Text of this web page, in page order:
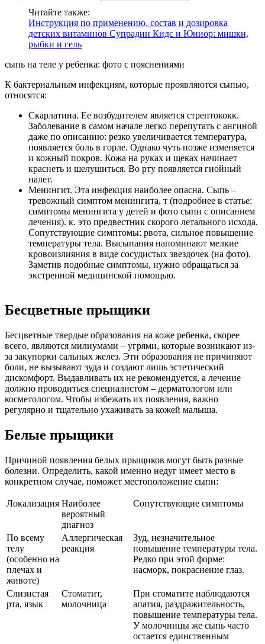
Читайте также:
Инструкция по применению, состав и дозировка
детских витаминов Супрадин Кидс и Юниор: мишки,
рыбки и гель
сыпь на теле у ребенка: фото с пояснениями
К бактериальным инфекциям, которые проявляются сыпью,
относятся:
Скарлатина. Ее возбудителем является стрептококк.
Заболевание в самом начале легко перепутать с ангиной
даже по описанию: резко увеличивается температура,
появляется боль в горле. Однако чуть позже изменяется
и кожный покров. Кожа на руках и щеках начинает
краснеть и шелушиться. Во рту появляется гнойный
налет.
Менингит. Эта инфекция наиболее опасна. Сыпь –
тревожный симптом менингита, т (подробнее в статье:
симптомы менингита у детей и фото сыпи с описанием
лечения). к. это предвестник скорого летального исхода.
Сопутствующие симптомы: рвота, сильное повышение
температуры тела. Высыпания напоминают мелкие
кровоизлияния в виде сосудистых звездочек (на фото).
Заметив подобные симптомы, нужно обращаться за
экстренной медицинской помощью.
Бесцветные прыщики
Бесцветные твердые образования на коже ребенка, скорее
всего, являются милиумами – угрями, которые возникают из-
за закупорки сальных желез. Эти образования не причиняют
боли, не вызывают зуда и создают лишь эстетический
дискомфорт. Выдавливать их не рекомендуется, а лечение
должно проводиться специалистом – дерматологом или
косметологом. Чтобы избежать их появления, важно
регулярно и тщательно ухаживать за кожей малыша.
Белые прыщики
Причиной появления белых прыщиков могут быть разные
болезни. Определить, какой именно недуг имеет место в
конкретном случае, поможет местоположение сыпи:
Локализация Наиболее
вероятный
диагноз
Сопутствующие симптомы
По всему
телу
(особенно на
плечах и
животе)
Аллергическая
реакция
Зуд, незначительное
повышение температуры тела.
Редко при этой форме:
насморк, покраснение глаз.
Слизистая
рта, язык
Стоматит,
молочница
При стоматите наблюдаются
апатия, раздражительность,
повышение температуры тела.
У молочницы же сыпь часто
остается единственным